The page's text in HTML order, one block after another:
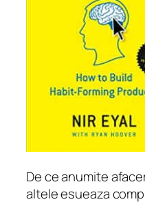
De ce anumite
altele esueaza